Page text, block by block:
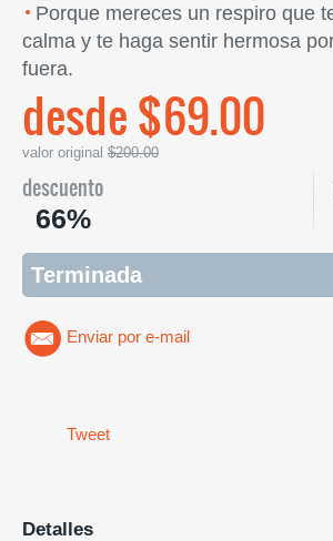
Porque mereces un respiro que
calma y te haga sentir hermosa
fuera.
desde $69.00
valor original $200.00
descuento
66%
Terminada
Enviar por e-mail
Tweet
Detalles